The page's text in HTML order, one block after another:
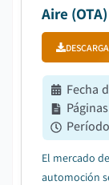
Aire (OTA)
Fecha
Páginas
El mercado
automoción